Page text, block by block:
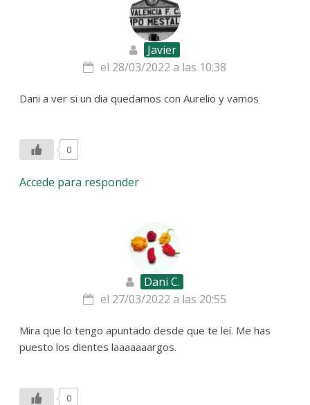
Javier
el 28/03/2022 a las 10:38
Dani a ver si un dia quedamos con Aurelio y vamos
0
Accede para responder
Dani C.
el 27/03/2022 a las 20:55
Mira que lo tengo apuntado desde que te leí. Me has
puesto los dientes laaaaaaargos.
0